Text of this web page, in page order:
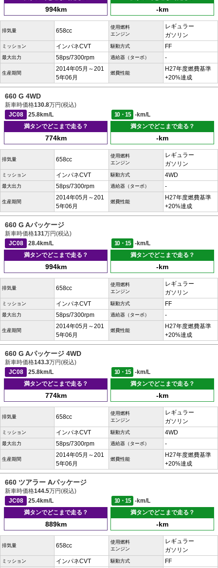
994km -km
排気量 658cc
使用燃料
エンジン
レギュラー
ガソリン
ミッション インパネCVT 駆動方式 FF
最大出力 58ps/7300rpm 過給器（ターボ） -
生産期間
2014年05月～201
5年06月
燃費性能
H27年度燃費基準
+20%達成
660 G 4WD
新車時価格130.8万円(税込)
JC08
25.8km/L 10・15
-km/L
満タンでどこまで走る？
774km
満タンでどこまで走る？
-km
排気量 658cc
使用燃料
エンジン
レギュラー
ガソリン
ミッション インパネCVT 駆動方式 4WD
最大出力 58ps/7300rpm 過給器（ターボ） -
生産期間
2014年05月～201
5年06月
燃費性能
H27年度燃費基準
+20%達成
660 G Aパッケージ
新車時価格131万円(税込)
JC08
28.4km/L 10・15
-km/L
満タンでどこまで走る？
994km
満タンでどこまで走る？
-km
排気量 658cc
使用燃料
エンジン
レギュラー
ガソリン
ミッション インパネCVT 駆動方式 FF
最大出力 58ps/7300rpm 過給器（ターボ） -
生産期間
2014年05月～201
5年06月
燃費性能
H27年度燃費基準
+20%達成
660 G Aパッケージ 4WD
新車時価格143.3万円(税込)
JC08
25.8km/L 10・15
-km/L
満タンでどこまで走る？
774km
満タンでどこまで走る？
-km
排気量 658cc
使用燃料
エンジン
レギュラー
ガソリン
ミッション インパネCVT 駆動方式 4WD
最大出力 58ps/7300rpm 過給器（ターボ） -
生産期間
2014年05月～201
5年06月
燃費性能
H27年度燃費基準
+20%達成
660 ツアラー Aパッケージ
新車時価格144.5万円(税込)
JC08
25.4km/L 10・15
-km/L
満タンでどこまで走る？
889km
満タンでどこまで走る？
-km
排気量 658cc
使用燃料
エンジン
レギュラー
ガソリン
ミッション インパネCVT 駆動方式 FF